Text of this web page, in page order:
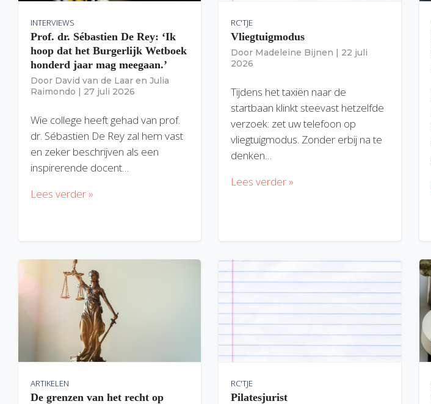
INTERVIEWS
Prof. dr. Sébastien De Rey: ‘Ik
hoop dat het Burgerlijk Wetboek
honderd jaar mag meegaan.’
Door David van de Laar en Julia
Raimondo | 27 juli 2026
Wie college heeft gehad van prof.
dr. Sébastien De Rey zal hem vast
en zeker beschrijven als een
inspirerende docent…
Lees verder »
RC'TJE
Vliegtuigmodus
Door Madeleine Bijnen | 22 juli
2026
Tijdens het taxiën naar de
startbaan klinkt steevast hetzelfde
verzoek: zet uw telefoon op
vliegtuigmodus. Zonder erbij na te
denken…
Lees verder »
ARTIKELEN
De grenzen van het recht op
RC'TJE
Pilatesjurist